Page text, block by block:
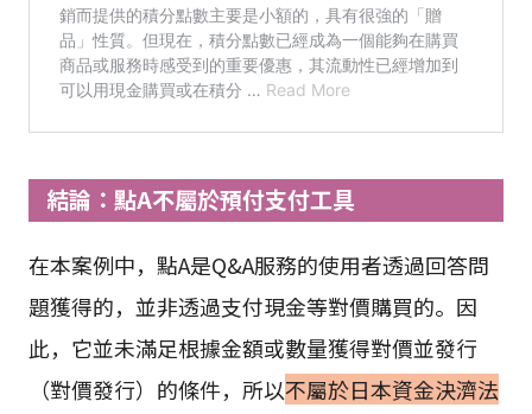
結論：點A不屬於預付支付工具
在本案例中，點A是Q&A服務的使用者透過回答問
題獲得的，並非透過支付現金等對價購買的。因
此，它並未滿足根據金額或數量獲得對價並發行
（對價發行）的條件，所以不屬於日本資金決濟法